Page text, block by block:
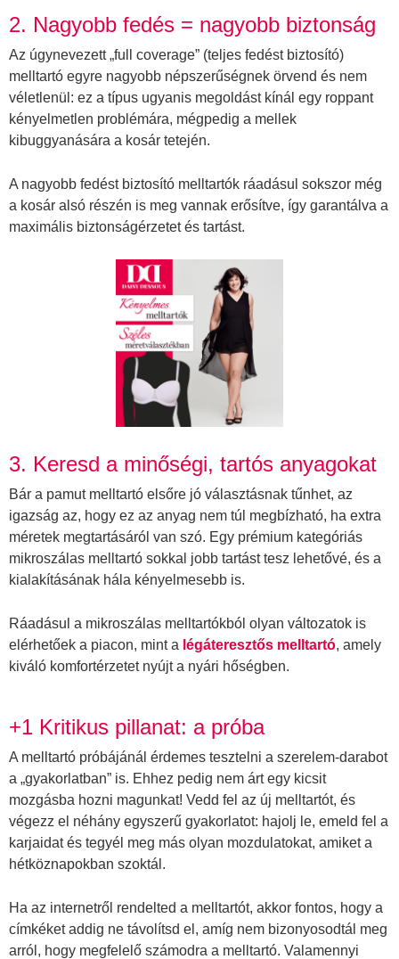
2. Nagyobb fedés = nagyobb biztonság
Az úgynevezett „full coverage” (teljes fedést biztosító)
melltartó egyre nagyobb népszerűségnek örvend és nem
véletlenül: ez a típus ugyanis megoldást kínál egy roppant
kényelmetlen problémára, mégpedig a mellek
kibuggyanására a kosár tetején.
A nagyobb fedést biztosító melltartók ráadásul sokszor még
a kosár alsó részén is meg vannak erősítve, így garantálva a
maximális biztonságérzetet és tartást.
3. Keresd a minőségi, tartós anyagokat
Bár a pamut melltartó elsőre jó választásnak tűnhet, az
igazság az, hogy ez az anyag nem túl megbízható, ha extra
méretek megtartásáról van szó. Egy prémium kategóriás
mikroszálas melltartó sokkal jobb tartást tesz lehetővé, és a
kialakításának hála kényelmesebb is.
Ráadásul a mikroszálas melltartókból olyan változatok is
elérhetőek a piacon, mint a légáteresztős melltartó, amely
kiváló komfortérzetet nyújt a nyári hőségben.
+1 Kritikus pillanat: a próba
A melltartó próbájánál érdemes tesztelni a szerelem-darabot
a „gyakorlatban” is. Ehhez pedig nem árt egy kicsit
mozgásba hozni magunkat! Vedd fel az új melltartót, és
végezz el néhány egyszerű gyakorlatot: hajolj le, emeld fel a
karjaidat és tegyél meg más olyan mozdulatokat, amiket a
hétköznapokban szoktál.
Ha az internetről rendelted a melltartót, akkor fontos, hogy a
címkéket addig ne távolítsd el, amíg nem bizonyosodtál meg
arról, hogy megfelelő számodra a melltartó. Valamennyi